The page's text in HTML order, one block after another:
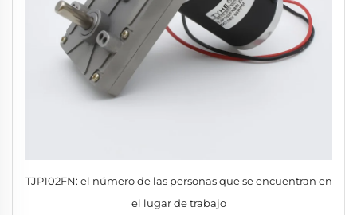
TJP102FN: el número de las personas que se encuentran en
el lugar de trabajo